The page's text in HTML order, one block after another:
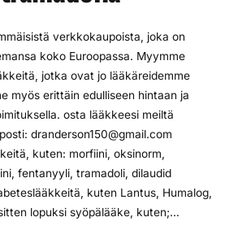
verkkokaupoista, joka on
koko Euroopassa. Myymme
jotka ovat jo lääkäreidemme
myös erittäin edulliseen hintaan ja
osta lääkkeesi meiltä
dranderson150@gmail.com
kuten: morfiini, oksinorm,
fentanyyli, tramadoli, dilaudid
kuten Lantus, Humalog,
lopuksi syöpälääke, kuten;…